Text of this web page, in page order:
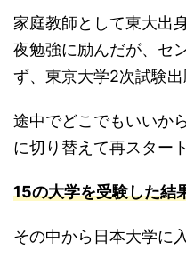
家庭教師として東大出
夜勉強に励んだが、セ
ず、東京大学2次試験出
途中でどこでもいいか
に切り替えて再スター
15の大学を受験した結
その中から日本大学に